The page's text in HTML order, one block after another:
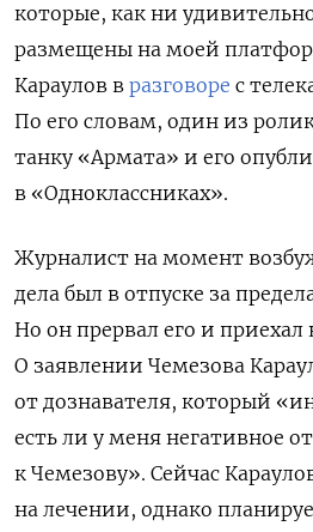
которые, как ни
размещены на моей
Караулов в разговоре с
По его словам, один из
танку «Армата» и его
в «Одноклассниках».
Журналист на момент
дела был в отпуске за
Но он прервал его и приехал
О заявлении Чемезова
от дознавателя, который
есть ли у меня негативное
к Чемезову». Сейчас
на лечении, однако